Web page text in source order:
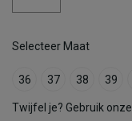
Selecteer Maat
36 37 38 39
Twijfel je? Gebruik onze